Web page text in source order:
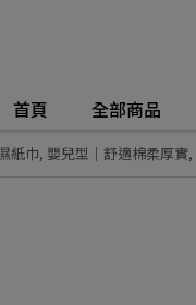
首頁 全部商品
紙巾, 嬰兒型｜舒適棉柔厚實,